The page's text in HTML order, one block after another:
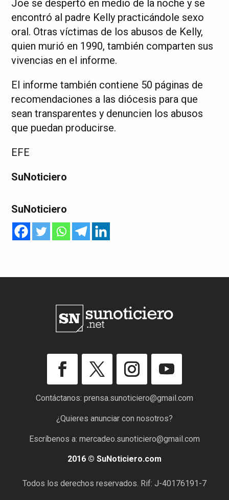
Joe se despertó en medio de la noche y se
encontró al padre Kelly practicándole sexo
oral. Otras víctimas de los abusos de Kelly,
quien murió en 1990, también comparten sus
vivencias en el informe.
El informe también contiene 50 páginas de
recomendaciones a las diócesis para que
sean transparentes y denuncien los abusos
que puedan producirse.
EFE
SuNoticiero
SuNoticiero
Contáctanos: prensa.sunoticiero@gmail.com
¿Quieres anunciar con nosotros?
Escríbenos a: mercadeo.sunoticiero@gmail.com
2016 © SuNoticiero.com
Todos los derechos reservados. Rif: J-40176191-7